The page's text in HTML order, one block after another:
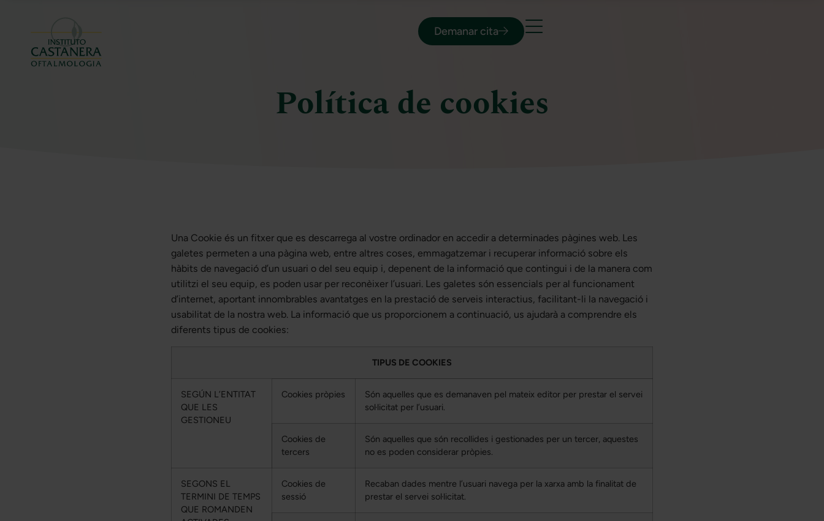
Demanar cita
Política de cookies
Una Cookie és un fitxer que es descarrega al vostre ordinador en accedir a determinades pàgines web. Les
galetes permeten a una pàgina web, entre altres coses, emmagatzemar i recuperar informació sobre els
hàbits de navegació d’un usuari o del seu equip i, depenent de la informació que contingui i de la manera com
utilitzi el seu equip, es poden usar per reconèixer l’usuari. Les galetes són essencials per al funcionament
d’internet, aportant innombrables avantatges en la prestació de serveis interactius, facilitant-li la navegació i
usabilitat de la nostra web. La informació que us proporcionem a continuació, us ajudarà a comprendre els
diferents tipus de cookies:
TIPUS DE COOKIES
SEGÚN L’ENTITAT
QUE LES
GESTIONEU
Cookies pròpies
Són aquelles que es demanaven pel mateix editor per prestar el servei
sol·licitat per l’usuari.
Cookies de
tercers
Són aquelles que són recollides i gestionades per un tercer, aquestes
no es poden considerar pròpies.
SEGONS EL
TERMINI DE TEMPS
QUE ROMANDEN
Cookies de
sessió
Recaban dades mentre l’usuari navega per la xarxa amb la finalitat de
prestar el servei sol·licitat.